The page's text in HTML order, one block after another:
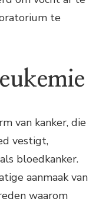
te
van kanker, die
vestigt,
bloedkanker.
aanmaak van
waarom